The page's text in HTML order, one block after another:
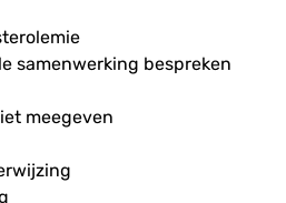
samenwerking bespreken
meegeven